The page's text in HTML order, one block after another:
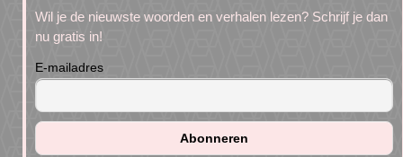
Wil je de nieuwste woorden en verhalen lezen? Schrijf je dan
nu gratis in!
E-mailadres